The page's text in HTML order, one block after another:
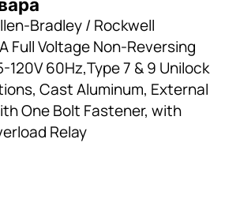
Bradley / Rockwell
Full Voltage Non-Reversing
120V 60Hz,Type 7 & 9 Unilock
Cast Aluminum, External
One Bolt Fastener, with
Relay